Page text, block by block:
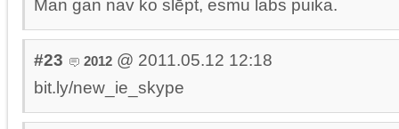
Man gan nav ko slēpt, esmu labs puika.
#23 2012 @ 2011.05.12 12:18
bit.ly/new_ie_skype